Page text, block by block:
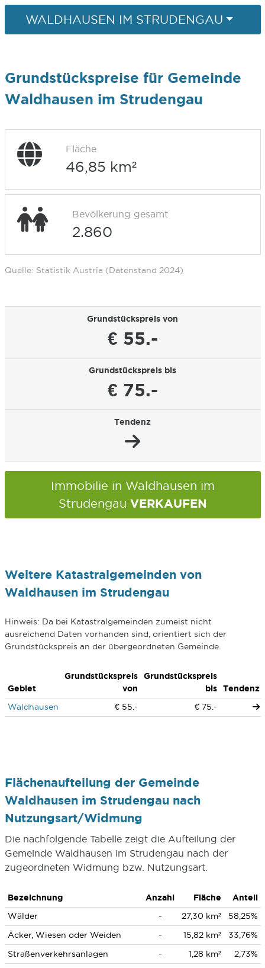
WALDHAUSEN IM STRUDENGAU
Grundstückspreise für Gemeinde
Waldhausen im Strudengau
Fläche
46,85 km²
Bevölkerung gesamt
2.860
Quelle: Statistik Austria (Datenstand 2024)
Grundstückspreis von
€ 55.-
Grundstückspreis bis
€ 75.-
Tendenz
Immobilie in Waldhausen im
Strudengau VERKAUFEN
Weitere Katastralgemeinden von
Waldhausen im Strudengau
Hinweis: Da bei Katastralgemeinden zumeist nicht
ausreichend Daten vorhanden sind, orientiert sich der
Grundstückspreis an der übergeordneten Gemeinde.
Gebiet
Grundstückspreis
von
Grundstückspreis
bis
Tendenz
Waldhausen
€ 55.- € 75.-
Flächenaufteilung der Gemeinde
Waldhausen im Strudengau nach
Nutzungsart/Widmung
Die nachfolgende Tabelle zeigt die Aufteilung der
Gemeinde Waldhausen im Strudengau nach der
zugeordneten Widmung bzw. Nutzungsart.
Bezeichnung Anzahl Fläche
Anteil
Wälder
- 27,30 km²
58,25%
Äcker, Wiesen oder Weiden
- 15,82 km²
33,76%
Straßenverkehrsanlagen
- 1,28 km² 2,73%